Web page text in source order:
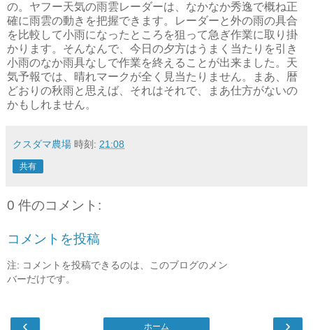
の。ヤフー天気の雨雲レーダーは、なかなか秀逸で概ね正
確に雨雲の動きを把握できます。レーダーと外の雨の具合
を比較して小雨になったところを狙って急ぎ作業に取り掛
かります。そんなんで、今日の夕方はうまく当たりを引き
小雨のなか雨具なしで作業を終えることが出来ました。天
気予報では、晴れマークが全く見当たりません。まあ、暦
どおりの秋雨と思えば、それはそれで、まあ仕方がないの
かもしれません。
クスダマ農場 時刻: 21:08
共有
0 件のコメント:
コメントを投稿
注: コメントを投稿できるのは、このブログのメン
バーだけです。
‹ ›
ホーム